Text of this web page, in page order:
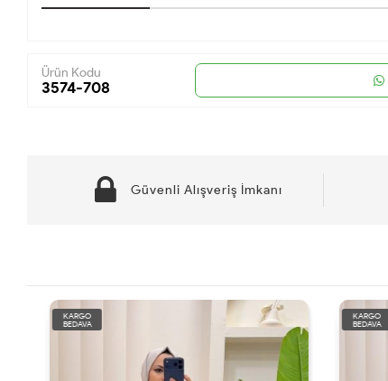
Ürün Kodu
3574-708
Güvenli Alışveriş İmkanı
KARGO
BEDAVA
KARGO
BEDAVA